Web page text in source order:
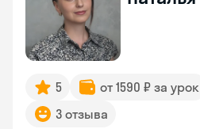
5 от 1590 ₽ за урок
3 отзыва